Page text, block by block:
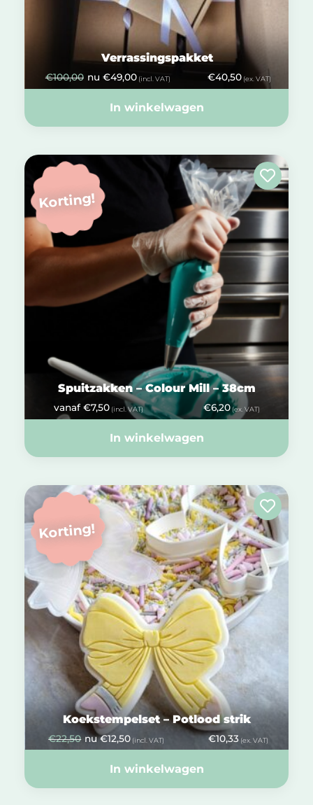
Verrassingspakket
€100,00 nu €49,00(incl. VAT) €40,50 (ex. VAT)
In winkelwagen
Korting!
Spuitzakken – Colour Mill – 38cm
vanaf €7,50 (incl. VAT) €6,20 (ex. VAT)
In winkelwagen
Korting!
Koekstempelset – Potlood strik
€22,50 nu €12,50 (incl. VAT) €10,33(ex. VAT)
In winkelwagen